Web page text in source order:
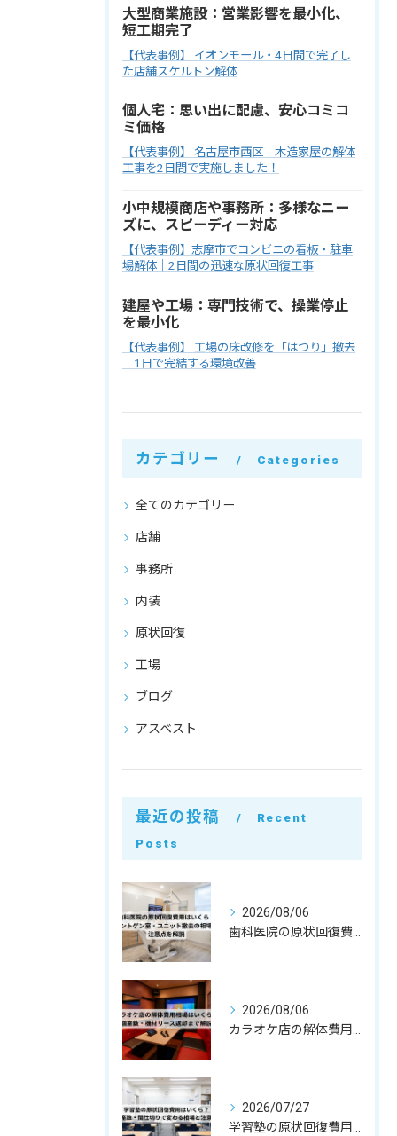
大型商業施設：営業影響を最小化、
短工期完了
【代表事例】 イオンモール・4日間で完了し
た店舗スケルトン解体
個人宅：思い出に配慮、安心コミコ
ミ価格
【代表事例】 名古屋市西区｜木造家屋の解体
工事を2日間で実施しました！
小中規模商店や事務所：多様なニー
ズに、スピーディー対応
【代表事例】志摩市でコンビニの看板・駐車
場解体｜2日間の迅速な原状回復工事
建屋や工場：専門技術で、操業停止
を最小化
【代表事例】 工場の床改修を「はつり」撤去
｜1日で完結する環境改善
カテゴリー Categories
全てのカテゴリー
店舗
事務所
内装
原状回復
工場
ブログ
アスベスト
最近の投稿
Recent
Posts
2026/08/06
2026/08/06
2026/07/27